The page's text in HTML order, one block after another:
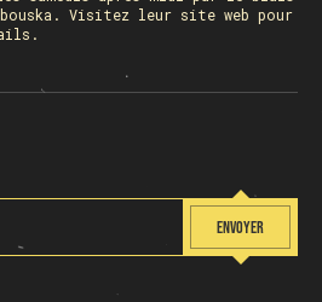
Visitez leur site web pour
ENVOYER